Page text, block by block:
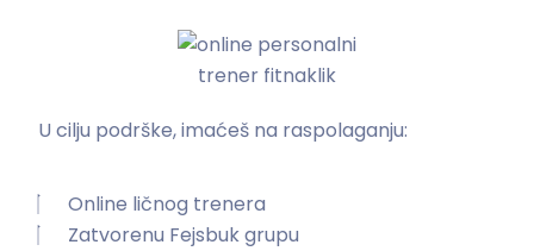
U cilju podrške, imaćeš na raspolaganju:
Online ličnog trenera
Zatvorenu Fejsbuk grupu